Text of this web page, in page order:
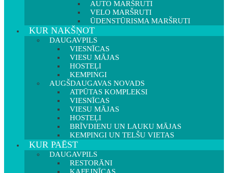
AUTO MARŠRUTI
VELO MARŠRUTI
ŪDENSTŪRISMA MARŠRUTI
KUR NAKŠŅOT
DAUGAVPILS
VIESNĪCAS
VIESU MĀJAS
HOSTEĻI
KEMPINGI
AUGŠDAUGAVAS NOVADS
ATPŪTAS KOMPLEKSI
VIESNĪCAS
VIESU MĀJAS
HOSTEĻI
BRĪVDIENU UN LAUKU MĀJAS
KEMPINGI UN TELŠU VIETAS
KUR PAĒST
DAUGAVPILS
RESTORĀNI